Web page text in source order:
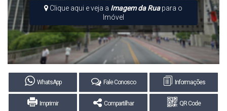
Clique aqui e veja a Imagem da Ruapara o
Imóvel
WhatsApp Fale Conosco Informações
Imprimir Compartilhar QR Code